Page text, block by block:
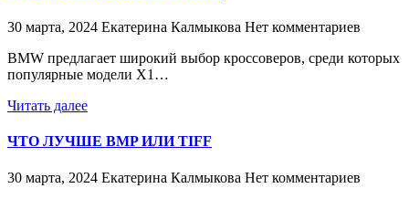
30 марта, 2024 Екатерина Калмыкова Нет комментариев
BMW предлагает широкий выбор кроссоверов, среди которых
популярные модели X1…
Читать далее
ЧТО ЛУЧШЕ BMP ИЛИ TIFF
30 марта, 2024 Екатерина Калмыкова Нет комментариев